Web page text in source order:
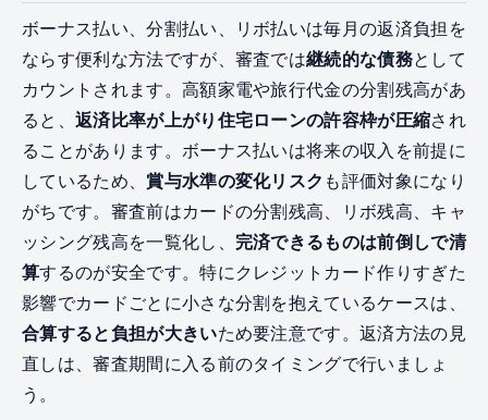
ボーナス払い、分割払い、リボ払いは毎月の返済負担を
ならす便利な方法ですが、審査では継続的な債務として
カウントされます。高額家電や旅行代金の分割残高があ
ると、 返済比率が上がり住宅ローンの許容枠が圧縮され
ることがあります。ボーナス払いは将来の収入を前提に
しているため、 賞与水準の変化リスク も評価対象になり
がちです。審査前はカードの分割残高、リボ残高、キャ
ッシング残高を一覧化し、 完済できるものは前倒しで清
算するのが安全です。特にクレジットカード作りすぎた
影響でカードごとに小さな分割を抱えているケースは、
合算すると負担が大きいため要注意です。返済方法の見
直しは、審査期間に入る前のタイミングで行いましょ
う。